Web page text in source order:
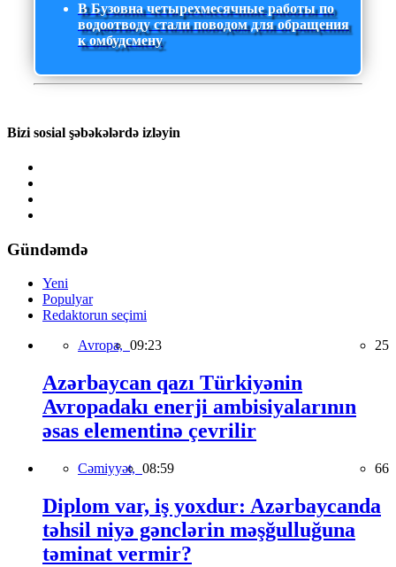
В Бузовна четырехмесячные работы по
водоотводу стали поводом для обращения
к омбудсмену
Bizi sosial şəbəkələrdə izləyin
Gündəmdə
Yeni
Populyar
Redaktorun seçimi
Avropa, 09:23 25
Azərbaycan qazı Türkiyənin
Avropadakı enerji ambisiyalarının
əsas elementinə çevrilir
Cəmiyyət, 08:59 66
Diplom var, iş yoxdur: Azərbaycanda
təhsil niyə gənclərin məşğulluğuna
təminat vermir?